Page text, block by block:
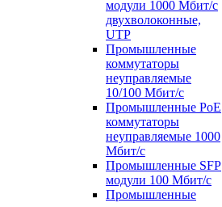
модули 1000 Мбит/c
двухволоконные,
UTP
Промышленные
коммутаторы
неуправляемые
10/100 Мбит/с
Промышленные PoE
коммутаторы
неуправляемые 1000
Мбит/с
Промышленные SFP
модули 100 Мбит/c
Промышленные